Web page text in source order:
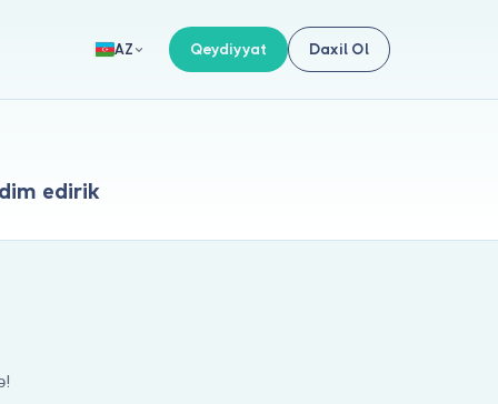
AZ Qeydiyyat Daxil Ol
edirik